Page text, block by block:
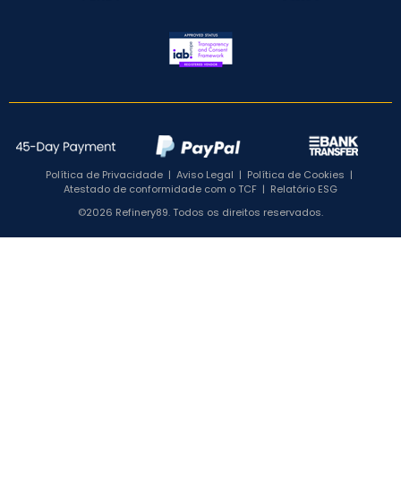
Política de Privacidade | Aviso Legal | Política de Cookies |
Atestado de conformidade com o TCF | Relatório ESG
©2026 Refinery89. Todos os direitos reservados.